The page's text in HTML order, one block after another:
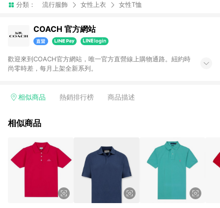
分類： 流行服飾 女性上衣 女性T恤
COACH 官方網站
歡迎來到COACH官方網站，唯一官方直營線上購物通路。紐約時
尚零時差，每月上架全新系列。
相似商品 熱銷排行榜 商品描述
相似商品